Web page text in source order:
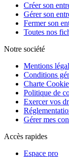
Créer son
Gérer son
Fermer son
Toutes nos
Notre société
Mentions
Conditions
Charte
Politique de
Exercer vos
Gérer mes
Accès rapides
Espace pro